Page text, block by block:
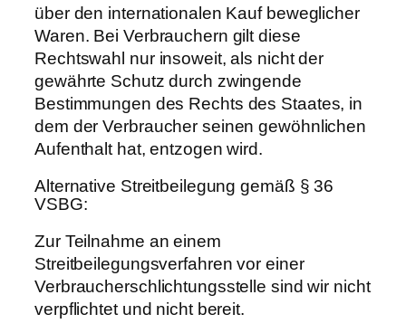
über den internationalen Kauf beweglicher
Waren. Bei Verbrauchern gilt diese
Rechtswahl nur insoweit, als nicht der
gewährte Schutz durch zwingende
Bestimmungen des Rechts des Staates, in
dem der Verbraucher seinen gewöhnlichen
Aufenthalt hat, entzogen wird.
Alternative Streitbeilegung gemäß § 36
VSBG:
Zur Teilnahme an einem
Streitbeilegungsverfahren vor einer
Verbraucherschlichtungsstelle sind wir nicht
verpflichtet und nicht bereit.